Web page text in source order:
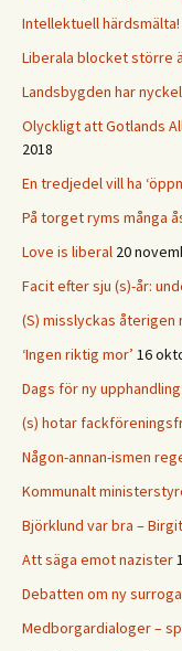
Intellektuell härdsmälta!
Liberala blocket större
Landsbygden har
Olyckligt att Gotlands
2018
En tredjedel vill ha
På torget ryms många
Love is liberal 20
Facit efter sju (s)-år:
(S) misslyckas återigen
‘Ingen riktig mor’ 16
Dags för ny upphandling
(s) hotar
Någon-annan-ismen
Kommunalt
Björklund var bra –
Att säga emot nazister
Debatten om ny
Medborgardialoger –